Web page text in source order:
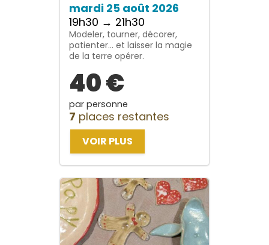
mardi 25 août 2026
19h30 → 21h30
Modeler, tourner, décorer,
patienter… et laisser la magie
de la terre opérer.
40 €
par personne
7 places restantes
VOIR PLUS